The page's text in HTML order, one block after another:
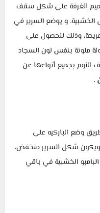
الغرفة على شكل سقف
الخشبية، و يوضع السرير في
وذلك للحصول على
ملونة بنفس لون السجاد
النوم بجميع أنواعها عن
.
وضع الباركيه على
ويكون شكل السرير منخفض،
الخشبية في باقي